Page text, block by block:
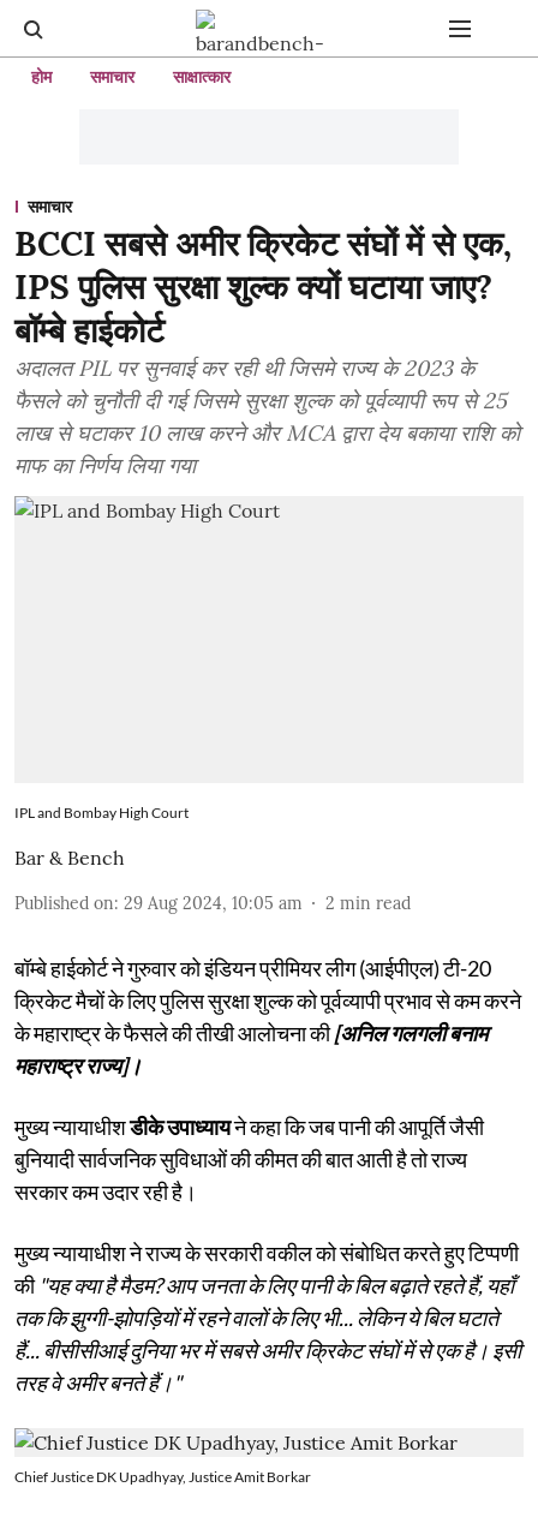
होम समाचार साक्षात्कार
समाचार
BCCI सबसे अमीर क्रिकेट संघों में से एक,
IPS पुलिस सुरक्षा शुल्क क्यों घटाया जाए?
बॉम्बे हाईकोर्ट
अदालत PIL पर सुनवाई कर रही थी जिसमे राज्य के 2023 के
फैसले को चुनौती दी गई जिसमे सुरक्षा शुल्क को पूर्वव्यापी रूप से 25
लाख से घटाकर 10 लाख करने और MCA द्वारा देय बकाया राशि को
माफ का निर्णय लिया गया
IPL and Bombay High Court
Bar & Bench
Published on: 29 Aug 2024, 10:05 am 2 min read
बॉम्बे हाईकोर्ट ने गुरुवार को इंडियन प्रीमियर लीग (आईपीएल) टी-20
क्रिकेट मैचों के लिए पुलिस सुरक्षा शुल्क को पूर्वव्यापी प्रभाव से कम करने
के महाराष्ट्र के फैसले की तीखी आलोचना की[अनिल गलगली बनाम
महाराष्ट्र राज्य]।
मुख्य न्यायाधीशडीके उपाध्यायने कहा कि जब पानी की आपूर्ति जैसी
बुनियादी सार्वजनिक सुविधाओं की कीमत की बात आती है तो राज्य
सरकार कम उदार रही है।
मुख्य न्यायाधीश ने राज्य के सरकारी वकील को संबोधित करते हुए टिप्पणी
की "यह क्या है मैडम? आप जनता के लिए पानी के बिल बढ़ाते रहते हैं, यहाँ
तक कि झुग्गी-झोपड़ियों में रहने वालों के लिए भी... लेकिन ये बिल घटाते
हैं... बीसीसीआई दुनिया भर में सबसे अमीर क्रिकेट संघों में से एक है। इसी
तरह वे अमीर बनते हैं।"
Chief Justice DK Upadhyay, Justice Amit Borkar